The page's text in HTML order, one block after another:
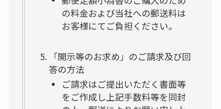
の料金および当社への郵送料は
お客様にてご負担ください。
「開示等のお求め」のご請求及び回
答の方法
ご請求はご提出いただく書面等
をご作成し上記手数料等を同封